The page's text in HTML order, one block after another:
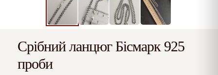
Срібний ланцюг Бісмарк 925
проби